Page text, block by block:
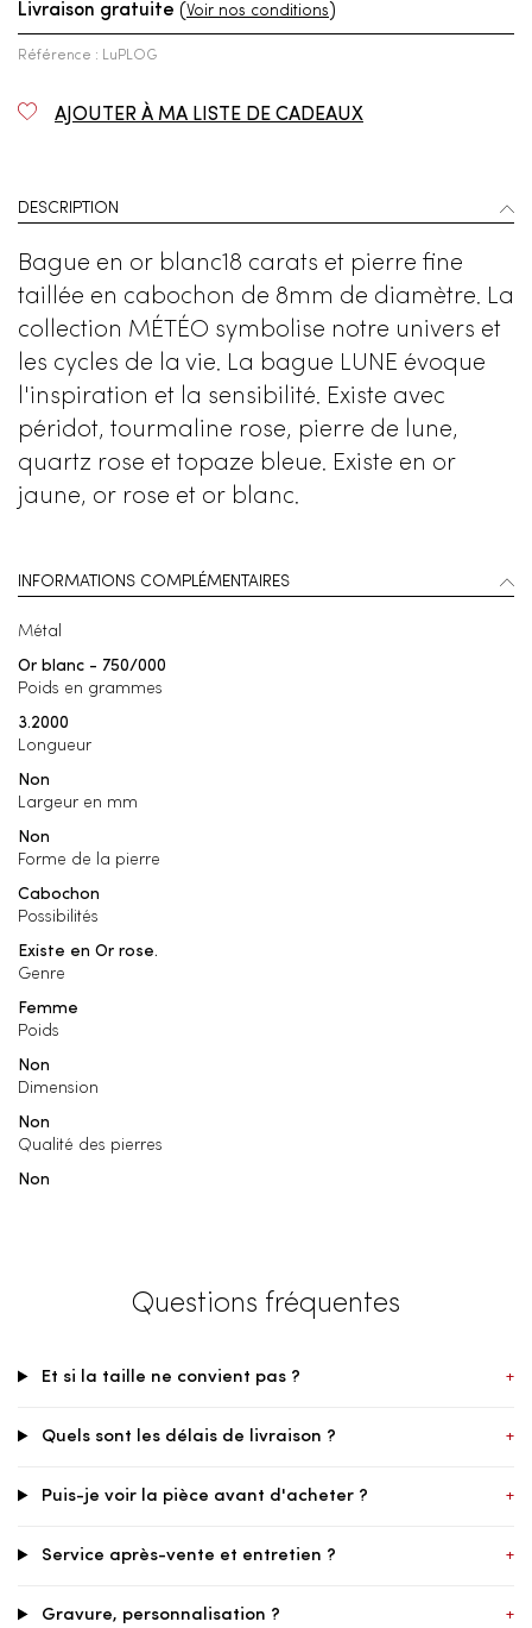
Livraison gratuite ( Voir nos conditions )
Référence : LuPLOG
AJOUTER À MA LISTE DE CADEAUX
DESCRIPTION
Bague en or blanc18 carats et pierre fine
taillée en cabochon de 8mm de diamètre. La
collection MÉTÉO symbolise notre univers et
les cycles de la vie. La bague LUNE évoque
l'inspiration et la sensibilité. Existe avec
péridot, tourmaline rose, pierre de lune,
quartz rose et topaze bleue. Existe en or
jaune, or rose et or blanc.
INFORMATIONS COMPLÉMENTAIRES
Métal
Or blanc - 750/000
Poids en grammes
3.2000
Longueur
Non
Largeur en mm
Non
Forme de la pierre
Cabochon
Possibilités
Existe en Or rose.
Genre
Femme
Poids
Non
Dimension
Non
Qualité des pierres
Non
Questions fréquentes
Et si la taille ne convient pas ? +
Quels sont les délais de livraison ? +
Puis-je voir la pièce avant d'acheter ? +
Service après-vente et entretien ? +
Gravure, personnalisation ? +